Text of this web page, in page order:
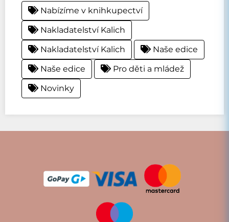
Nabízíme v knihkupectví
Nakladatelství Kalich
Nakladatelství Kalich
Naše edice
Naše edice
Pro děti a mládež
Novinky